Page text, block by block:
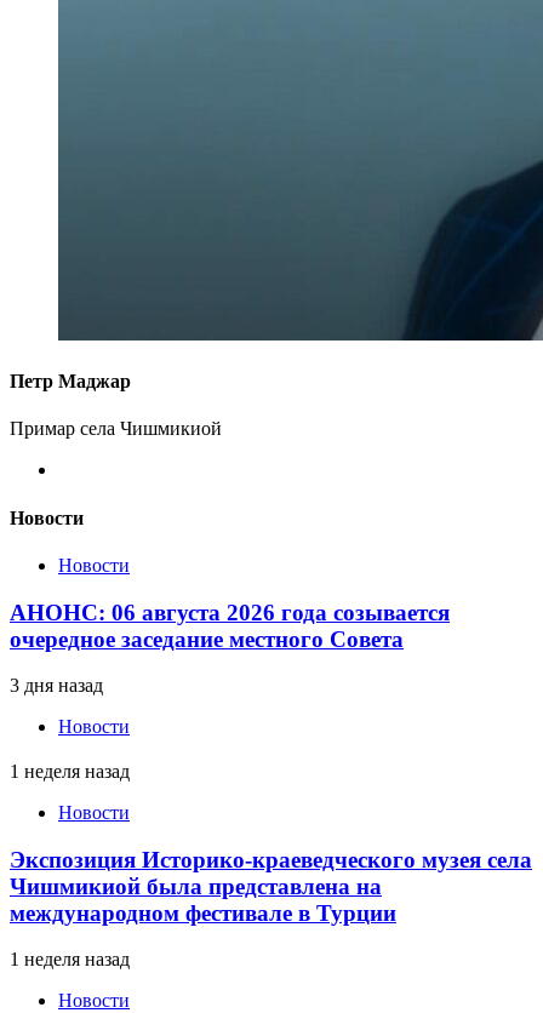
Петр Маджар
Примар села Чишмикиой
Новости
Новости
АНОНС: 06 августа 2026 года созывается
очередное заседание местного Совета
3 дня назад
Новости
1 неделя назад
Новости
Экспозиция Историко-краеведческого музея села
Чишмикиой была представлена на
международном фестивале в Турции
1 неделя назад
Новости